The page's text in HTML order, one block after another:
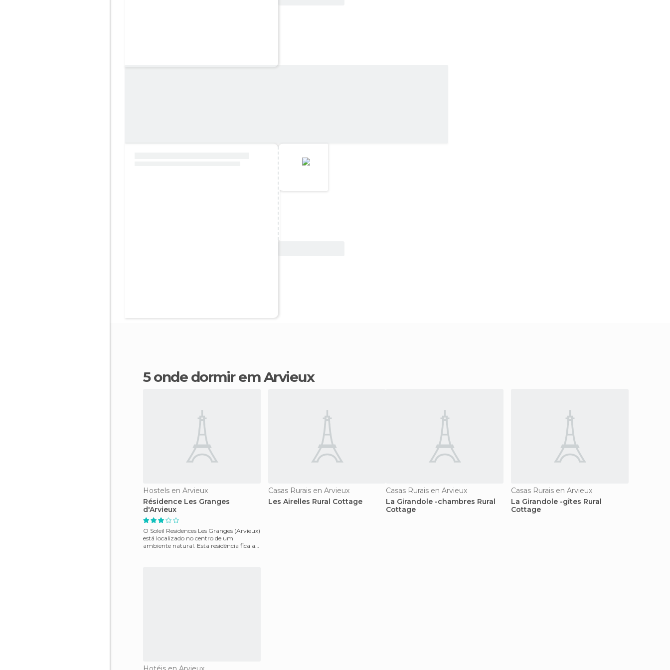
5 onde dormir em Arvieux
Hostels en Arvieux
Résidence Les Granges
d'Arvieux
O Soleil Residences Les Granges (Arvieux)
está localizado no centro de um
ambiente natural. Esta residência fica a
Casas Rurais en Arvieux
Les Airelles Rural Cottage
Casas Rurais en Arvieux
La Girandole -chambres Rural
Cottage
Casas Rurais en Arvieux
La Girandole -gîtes Rural
Cottage